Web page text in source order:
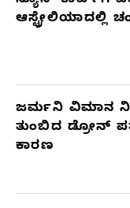
ಆಸ್ಟ್ರೇಲಿಯಾದಲ್ಲಿ
ಜರ್ಮನಿ ವಿಮಾನ
ತುಂಬಿದ ಡ್ರೋನ್
ಕಾರಣ